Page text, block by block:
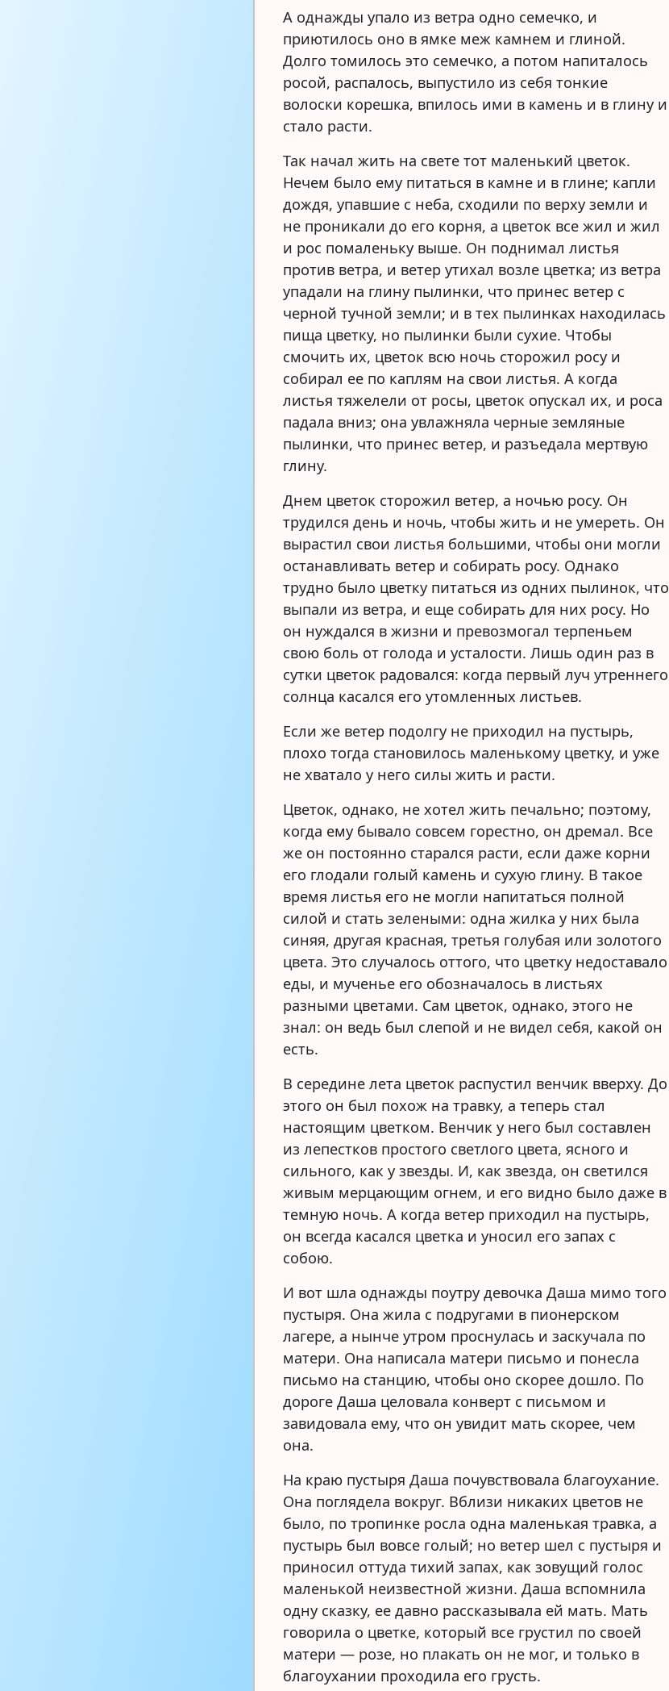
А однажды упало из ветра одно семечко, и
приютилось оно в ямке меж камнем и глиной.
Долго томилось это семечко, а потом напиталось
росой, распалось, выпустило из себя тонкие
волоски корешка, впилось ими в камень и в глину и
стало расти.
Так начал жить на свете тот маленький цветок.
Нечем было ему питаться в камне и в глине; капли
дождя, упавшие с неба, сходили по верху земли и
не проникали до его корня, а цветок все жил и жил
и рос помаленьку выше. Он поднимал листья
против ветра, и ветер утихал возле цветка; из ветра
упадали на глину пылинки, что принес ветер с
черной тучной земли; и в тех пылинках находилась
пища цветку, но пылинки были сухие. Чтобы
смочить их, цветок всю ночь сторожил росу и
собирал ее по каплям на свои листья. А когда
листья тяжелели от росы, цветок опускал их, и роса
падала вниз; она увлажняла черные земляные
пылинки, что принес ветер, и разъедала мертвую
глину.
Днем цветок сторожил ветер, а ночью росу. Он
трудился день и ночь, чтобы жить и не умереть. Он
вырастил свои листья большими, чтобы они могли
останавливать ветер и собирать росу. Однако
трудно было цветку питаться из одних пылинок, что
выпали из ветра, и еще собирать для них росу. Но
он нуждался в жизни и превозмогал терпеньем
свою боль от голода и усталости. Лишь один раз в
сутки цветок радовался: когда первый луч утреннего
солнца касался его утомленных листьев.
Если же ветер подолгу не приходил на пустырь,
плохо тогда становилось маленькому цветку, и уже
не хватало у него силы жить и расти.
Цветок, однако, не хотел жить печально; поэтому,
когда ему бывало совсем горестно, он дремал. Все
же он постоянно старался расти, если даже корни
его глодали голый камень и сухую глину. В такое
время листья его не могли напитаться полной
силой и стать зелеными: одна жилка у них была
синяя, другая красная, третья голубая или золотого
цвета. Это случалось оттого, что цветку недоставало
еды, и мученье его обозначалось в листьях
разными цветами. Сам цветок, однако, этого не
знал: он ведь был слепой и не видел себя, какой он
есть.
В середине лета цветок распустил венчик вверху. До
этого он был похож на травку, а теперь стал
настоящим цветком. Венчик у него был составлен
из лепестков простого светлого цвета, ясного и
сильного, как у звезды. И, как звезда, он светился
живым мерцающим огнем, и его видно было даже в
темную ночь. А когда ветер приходил на пустырь,
он всегда касался цветка и уносил его запах с
собою.
И вот шла однажды поутру девочка Даша мимо того
пустыря. Она жила с подругами в пионерском
лагере, а нынче утром проснулась и заскучала по
матери. Она написала матери письмо и понесла
письмо на станцию, чтобы оно скорее дошло. По
дороге Даша целовала конверт с письмом и
завидовала ему, что он увидит мать скорее, чем
она.
На краю пустыря Даша почувствовала благоухание.
Она поглядела вокруг. Вблизи никаких цветов не
было, по тропинке росла одна маленькая травка, а
пустырь был вовсе голый; но ветер шел с пустыря и
приносил оттуда тихий запах, как зовущий голос
маленькой неизвестной жизни. Даша вспомнила
одну сказку, ее давно рассказывала ей мать. Мать
говорила о цветке, который все грустил по своей
матери — розе, но плакать он не мог, и только в
благоухании проходила его грусть.